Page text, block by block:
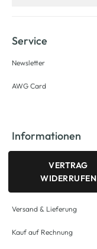
Service
Newsletter
AWG Card
Informationen
VERTRAG
WIDERRUFEN
Versand & Lieferung
Kauf auf Rechnung